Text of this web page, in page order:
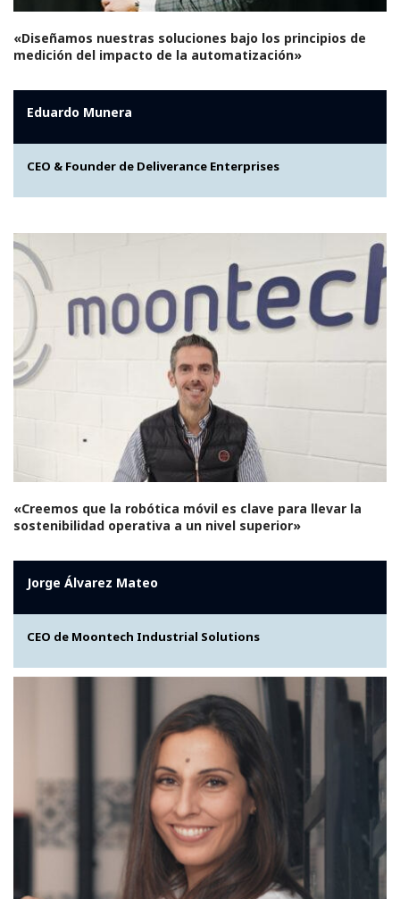
«Diseñamos nuestras soluciones bajo los principios de
medición del impacto de la automatización»
Eduardo Munera
CEO & Founder de Deliverance Enterprises
«Creemos que la robótica móvil es clave para llevar la
sostenibilidad operativa a un nivel superior»
Jorge Álvarez Mateo
CEO de Moontech Industrial Solutions